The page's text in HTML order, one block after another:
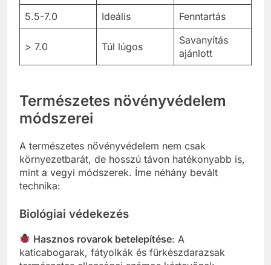
5.5-7.0
Ideális Fenntartás
> 7.0 Túl lúgos
Savanyítás
ajánlott
Természetes növényvédelem
módszerei
A természetes növényvédelem nem csak
környezetbarát, de hosszú távon hatékonyabb is,
mint a vegyi módszerek. Íme néhány bevált
technika:
Biológiai védekezés
Hasznos rovarok betelepítése: A
katicabogarak, fátyolkák és fürkészdarazsak